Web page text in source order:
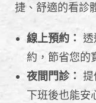
捷、舒適的看診
線上預約： 透
約，節省您的
夜間門診： 提
下班後也能安